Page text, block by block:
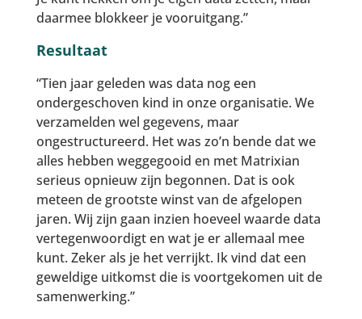
daarmee blokkeer je vooruitgang.”
Resultaat
“Tien jaar geleden was data nog een
ondergeschoven kind in onze organisatie. We
verzamelden wel gegevens, maar
ongestructureerd. Het was zo’n bende dat we
alles hebben weggegooid en met Matrixian
serieus opnieuw zijn begonnen. Dat is ook
meteen de grootste winst van de afgelopen
jaren. Wij zijn gaan inzien hoeveel waarde data
vertegenwoordigt en wat je er allemaal mee
kunt. Zeker als je het verrijkt. Ik vind dat een
geweldige uitkomst die is voortgekomen uit de
samenwerking.”